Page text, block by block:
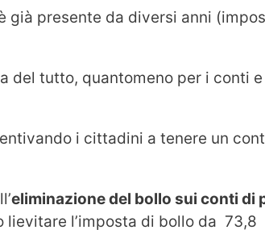
presente da diversi anni
tutto, quantomeno per i conti
i cittadini a tenere un
eliminazione del bollo sui conti di
l’imposta di bollo da 73,8